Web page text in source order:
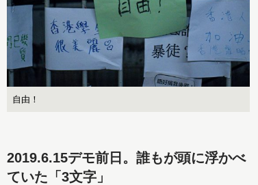
自由！
2019.6.15デモ前日。誰もが頭に浮かべ
ていた「3文字」